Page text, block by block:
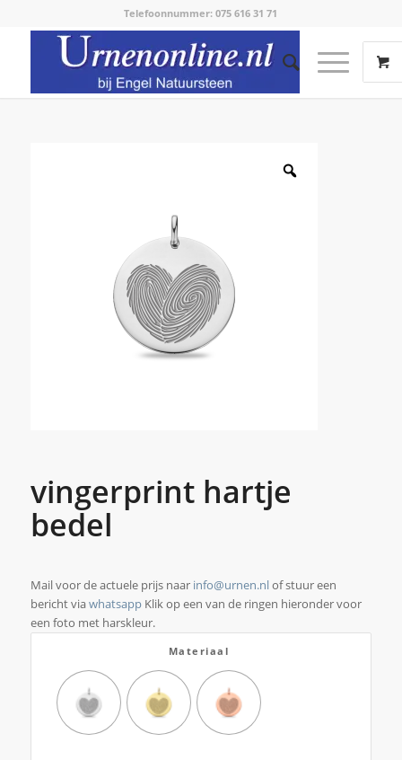
Telefoonnummer: 075 616 31 71
vingerprint hartje
bedel
Mail voor de actuele prijs naar info@urnen.nlof stuur een
bericht viawhatsappKlik op een van de ringen hieronder voor
een foto met harskleur.
Materiaal